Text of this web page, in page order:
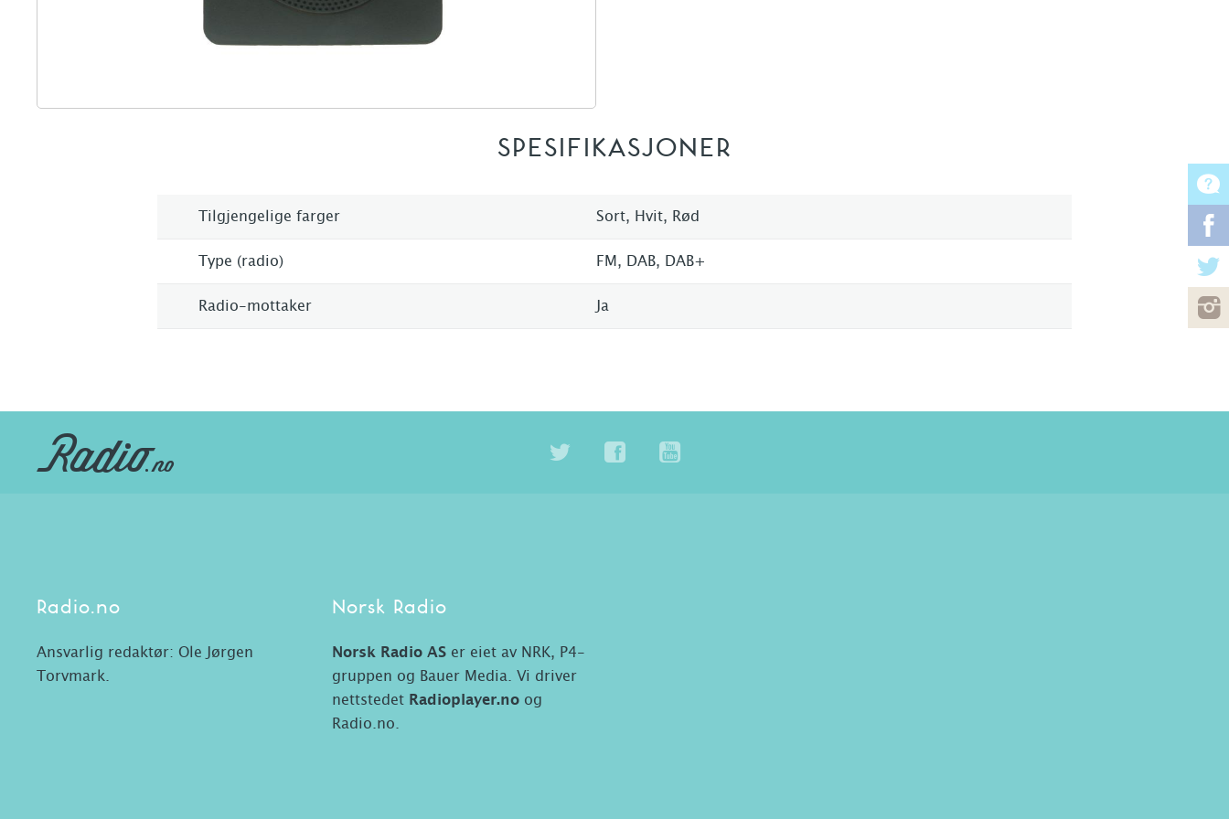
SPESIFIKASJONER
Tilgjengelige farger Sort, Hvit, Rød
Type (radio) FM, DAB, DAB+
Radio-mottaker Ja
Radio.no
Ansvarlig redaktør: Ole Jørgen
Torvmark.
Norsk Radio
Norsk Radio AS er eiet av NRK, P4-
gruppen og Bauer Media. Vi driver
nettstedet Radioplayer.no og
Radio.no.